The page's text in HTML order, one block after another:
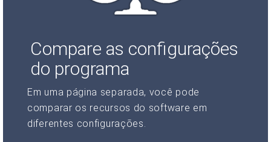
Compare as configurações
do programa
Em uma página separada, você pode
comparar os recursos do software em
diferentes configurações.